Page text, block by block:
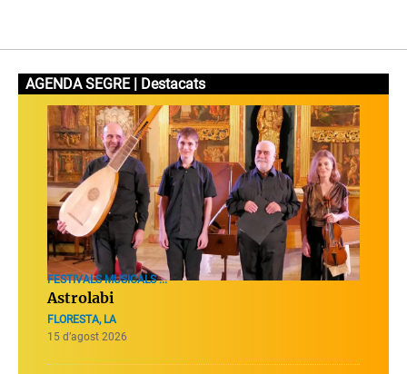
AGENDA SEGRE | Destacats
FESTIVALS MUSICALS ...
Astrolabi
FLORESTA, LA
15 d’agost 2026